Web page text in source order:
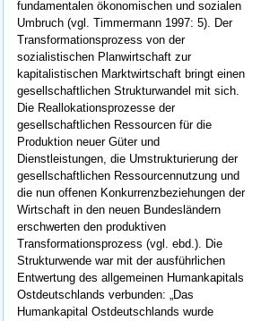
fundamentalen ökonomischen und sozialen
Umbruch (vgl. Timmermann 1997: 5). Der
Transformationsprozess von der
sozialistischen Planwirtschaft zur
kapitalistischen Marktwirtschaft bringt einen
gesellschaftlichen Strukturwandel mit sich.
Die Reallokationsprozesse der
gesellschaftlichen Ressourcen für die
Produktion neuer Güter und
Dienstleistungen, die Umstrukturierung der
gesellschaftlichen Ressourcennutzung und
die nun offenen Konkurrenzbeziehungen der
Wirtschaft in den neuen Bundesländern
erschwerten den produktiven
Transformationsprozess (vgl. ebd.). Die
Strukturwende war mit der ausführlichen
Entwertung des allgemeinen Humankapitals
Ostdeutschlands verbunden: „Das
Humankapital Ostdeutschlands wurde